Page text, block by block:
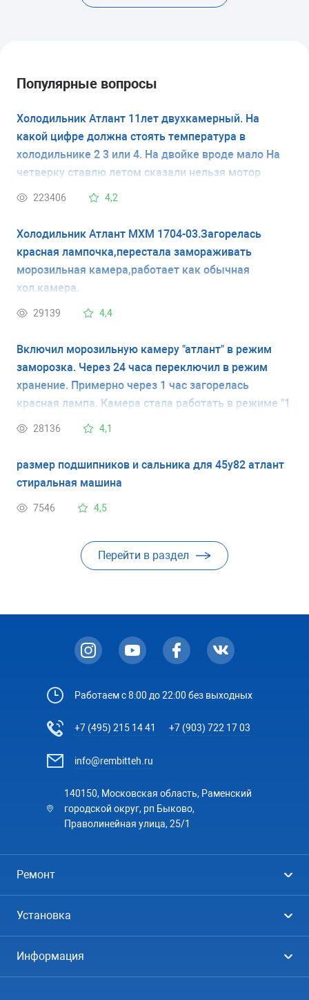
Популярные вопросы
Холодильник Атлант 11лет двухкамерный. На
какой цифре должна стоять температура в
холодильнике 2 3 или 4. На двойке вроде мало На
четверку ставлю летом сказали нельзя мотор
испортится
223406 4,2
Холодильник Атлант МХМ 1704-03.Загорелась
красная лампочка,перестала замораживать
морозильная камера,работает как обычная
хол.камера.
29139 4,4
Включил морозильную камеру "атлант" в режим
заморозка. Через 24 часа переключил в режим
хранение. Примерно через 1 час загорелась
красная лампа. Камера стала работать в режиме "1
минуту работает, 5 минут нет" и так постоянно, при
28136 4,1
размер подшипников и сальника для 45у82 атлант
стиральная машина
7546 4,5
Перейти в раздел
Работаем с 8:00 до 22:00 без выходных
+7 (495) 215 14 41 +7 (903) 722 17 03
info@rembitteh.ru
140150, Московская область, Раменский
городской округ, рп Быково,
Праволинейная улица, 25/1
Ремонт
Посудомоечные машины
Установка
Информация